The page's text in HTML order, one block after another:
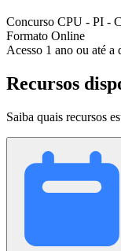
Concurso CPU - PI -
Formato Online
Acesso 1 ano ou até a
Recursos
Saiba quais recursos